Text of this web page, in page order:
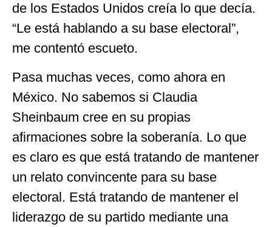
de los Estados Unidos creía lo que decía.
“Le está hablando a su base electoral”,
me contentó escueto.
Pasa muchas veces, como ahora en
México. No sabemos si Claudia
Sheinbaum cree en su propias
afirmaciones sobre la soberanía. Lo que
es claro es que está tratando de mantener
un relato convincente para su base
electoral. Está tratando de mantener el
liderazgo de su partido mediante una